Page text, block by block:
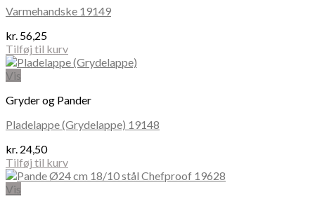
Varmehandske 19149
kr. 56,25
Tilføj til kurv
Vis
Gryder og Pander
Pladelappe (Grydelappe) 19148
kr. 24,50
Tilføj til kurv
Vis